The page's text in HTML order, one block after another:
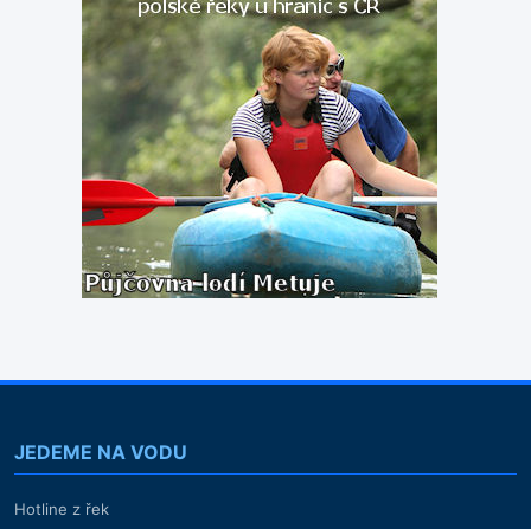
JEDEME NA VODU
Hotline z řek